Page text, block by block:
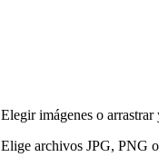
Elegir imágenes o arrastrar
Elige archivos JPG, PNG